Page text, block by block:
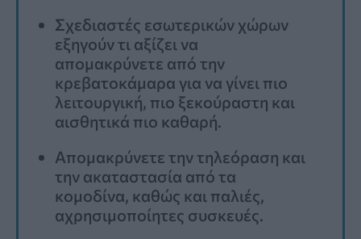
Σχεδιαστές εσωτερικών χώρων
εξηγούν τι αξίζει να
απομακρύνετε από την
κρεβατοκάμαρα για να γίνει πιο
λειτουργική, πιο ξεκούραστη και
αισθητικά πιο καθαρή.
Απομακρύνετε την τηλεόραση και
την ακαταστασία από τα
κομοδίνα, καθώς και παλιές,
αχρησιμοποίητες συσκευές.